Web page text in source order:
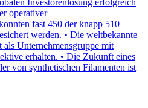
operativer
fast 450 der knapp 510
werden. • Die weltbekannte
Unternehmensgruppe mit
erhalten. • Die Zukunft eines
von synthetischen Filamenten ist